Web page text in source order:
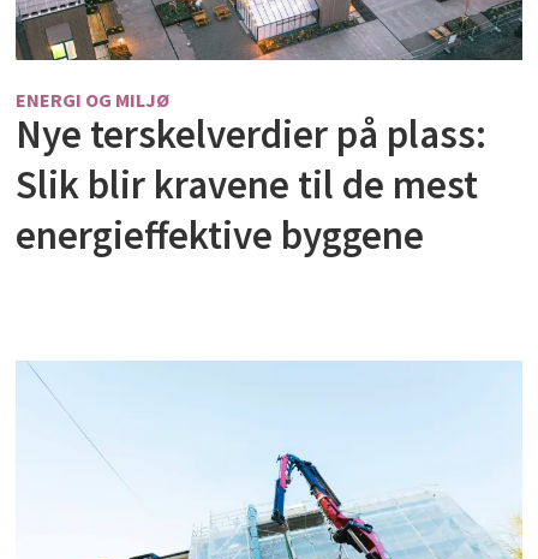
ENERGI OG MILJØ
Nye terskelverdier på plass:
Slik blir kravene til de mest
energieffektive byggene